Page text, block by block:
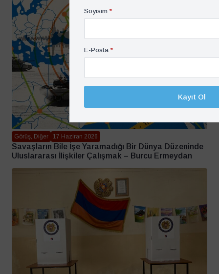
Görüş, Diğer 17 Haziran 2026
Savaşların Bile İşe Yaramadığı Bir Dünya Düzeninde
Uluslararası İlişkiler Çalışmak – Burcu Ermeydan
Soyisim *
E-Posta *
Kayıt Ol